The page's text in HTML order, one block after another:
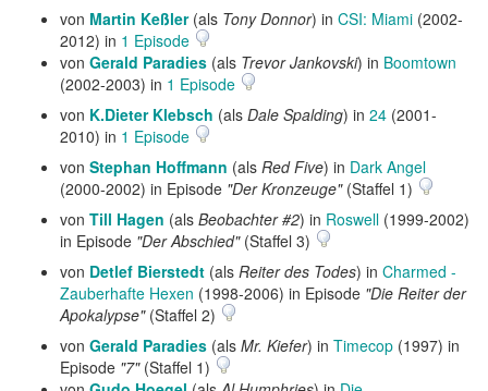
von Martin Keßler(als Tony Donnor) in CSI: Miami (2002-
2012) in 1 Episode
von Gerald Paradies (als Trevor Jankovski) in Boomtown
(2002-2003) in 1 Episode
von K.Dieter Klebsch (als Dale Spalding) in 24 (2001-
2010) in 1 Episode
von Stephan Hoffmann (als Red Five) in Dark Angel
(2000-2002) in Episode "Der Kronzeuge"(Staffel 1)
von Till Hagen (als Beobachter #2) in Roswell (1999-2002)
in Episode "Der Abschied"(Staffel 3)
von Detlef Bierstedt (als Reiter des Todes) in Charmed -
Zauberhafte Hexen (1998-2006) in Episode "Die Reiter der
Apokalypse"(Staffel 2)
von Gerald Paradies (als Mr. Kiefer) in Timecop (1997) in
Episode "7"(Staffel 1)